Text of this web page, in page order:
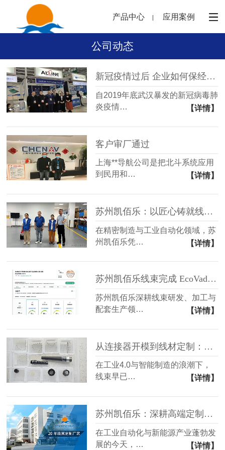
产品中心 应用案例
公司动态
新冠疫情过后 企业如何保经营？
自2019年底武汉暴发的新冠病毒肺
炎疫情…
【详情】
客户审厂通过
上海**导航公司是把北斗系统应用
到民用和…
【详情】
苏州凯佰乐：以匠心铸就线束品质，用助学福利传递企业温度
在精密制造与工业自动化领域，苏
州凯佰乐凭…
【详情】
苏州凯佰乐线束完成 EcoVadis 认证评审，夯实企业国际化可持续经营能力
苏州凯佰乐深耕线束研发、加工与
配套生产领…
【详情】
从连接器开模到线材定制：凯佰乐线束的全链路定制能力解析
在工业4.0与智能制造的浪潮下，
线束早已…
【详情】
苏州凯佰乐：深耕高端定制领域的专业线束厂家
在工业自动化与新能源产业蓬勃发
展的今天，…
【详情】